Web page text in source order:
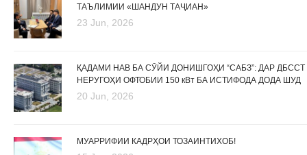
ТАЪЛИМИИ «ШАНДУН ТАҶИАН»
23 Jun, 2026
ҚАДАМИ НАВ БА СӮЙИ ДОНИШГОҲИ “САБЗ”: ДАР ДБССТ
НЕРУГОҲИ ОФТОБИИ 150 кВт БА ИСТИФОДА ДОДА ШУД
20 Jun, 2026
МУАРРИФИИ КАДРҲОИ ТОЗАИНТИХОБ!